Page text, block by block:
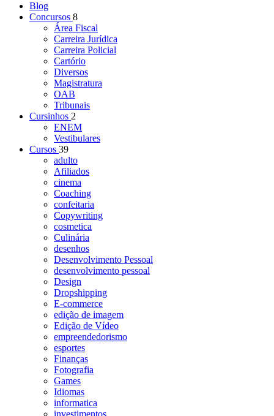
Blog
Concursos 8
Área Fiscal
Carreira Jurídica
Carreira Policial
Cartório
Diversos
Magistratura
OAB
Tribunais
Cursinhos 2
ENEM
Vestibulares
Cursos 39
adulto
Afiliados
cinema
Coaching
confeitaria
Copywriting
cosmetica
Culinária
desenhos
Desenvolvimento Pessoal
desenvolvimento pessoal
Design
Dropshipping
E-commerce
edição de imagem
Edição de Vídeo
empreendedorismo
esportes
Finanças
Fotografia
Games
Idiomas
informatica